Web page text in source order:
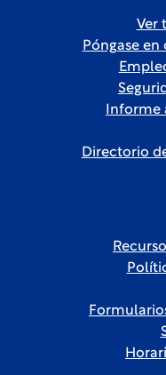
Ver
Póngase
Informe
Directorio